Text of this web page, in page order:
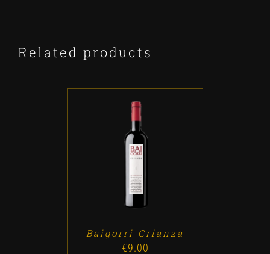
Related products
ADD TO CART /
Baigorri Crianza
€9.00